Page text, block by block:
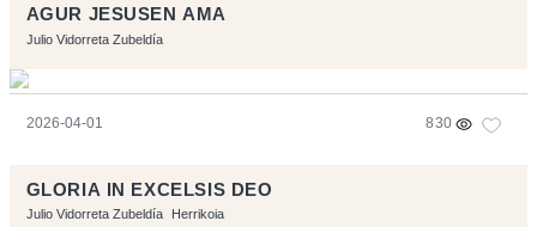
AGUR JESUSEN AMA
Julio Vidorreta Zubeldía
2026-04-01 830
GLORIA IN EXCELSIS DEO
Julio Vidorreta Zubeldía Herrikoia